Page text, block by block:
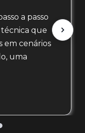
a passo
que
em cenários
uma